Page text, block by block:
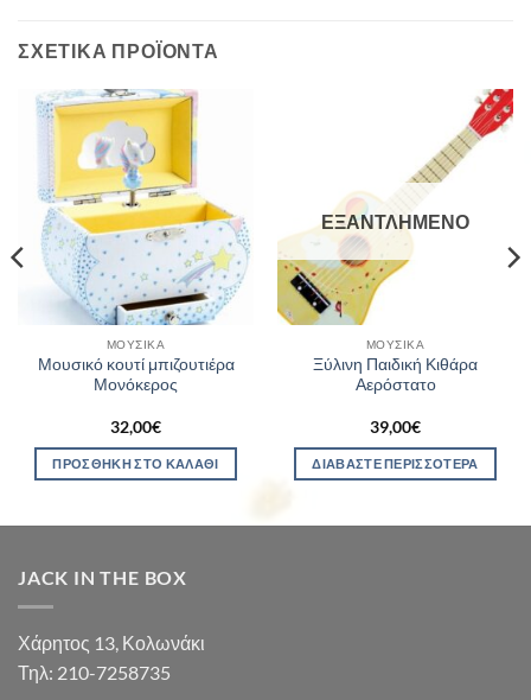
ΣΧΕΤΙΚΆ ΠΡΟΪΌΝΤΑ
ΜΟΥΣΙΚΆ
Μουσικό κουτί μπιζουτιέρα
Μονόκερος
32,00€
ΠΡΟΣΘΉΚΗ ΣΤΟ ΚΑΛΆΘΙ
ΕΞΑΝΤΛΗΜΈΝΟ
ΜΟΥΣΙΚΆ
Ξύλινη Παιδική Κιθάρα
Αερόστατο
39,00€
ΔΙΑΒΆΣΤΕ ΠΕΡΙΣΣΌΤΕΡΑ
JACK IN THE BOX
Χάρητος 13, Κολωνάκι
Τηλ: 210-7258735